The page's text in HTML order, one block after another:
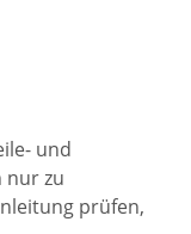
und
nur zu
prüfen,